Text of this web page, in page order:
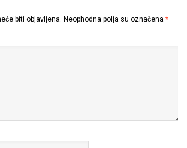
biti objavljena. Neophodna polja su označena *